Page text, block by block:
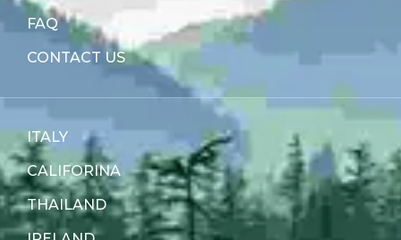
FAQ
CONTACT US
ITALY
CALIFORINA
THAILAND